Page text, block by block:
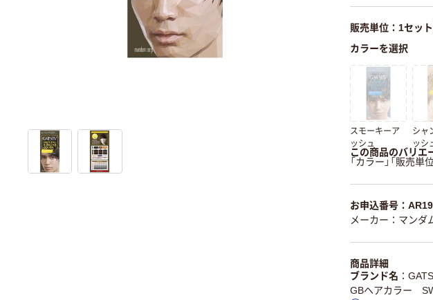
販売単位：1セット
カラーを選択
スモーキーア
ッシュ
シャ
ッシ
この商品のバリエ
「カラー」「販売単
お申込番号：
メーカー：マンダ
商品詳細
ブランド名
GBヘアカラー